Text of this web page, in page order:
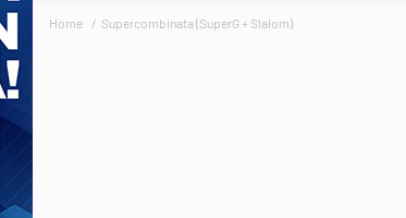
Home Supercombinata (SuperG + Slalom)